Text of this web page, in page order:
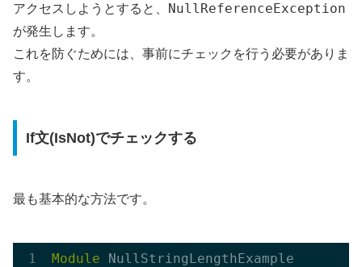
アクセスしようとすると、
NullReferenceException
が発生します。
これを防ぐためには、事前にチェックを行う必要がありま
す。
If文(IsNot)でチェックする
最も基本的な方法です。
Module NullStringLengthExample